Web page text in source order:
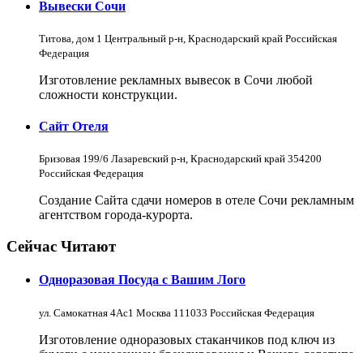
Вывески Сочи
Титова, дом 1 Центральный р-н, Краснодарский край Российская
Федерация
Изготовление рекламных вывесок в Сочи любой
сложности конструкции.
Сайт Отеля
Бризовая 199/6 Лазаревский р-н, Краснодарский край 354200
Российская Федерация
Создание Сайта сдачи номеров в отеле Сочи рекламным
агентством города-курорта.
Сейчас Читают
Одноразовая Посуда с Вашим Лого
ул. Самокатная 4Ас1 Москва 111033 Российская Федерация
Изготовление одноразовых стаканчиков под ключ из